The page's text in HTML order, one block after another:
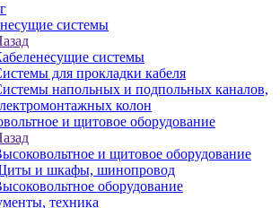
системы
системы
для прокладки кабеля
напольных и подпольных каналов,
колон
и щитовое оборудование
и щитовое оборудование
и шкафы, шинопровод
оборудование
техника